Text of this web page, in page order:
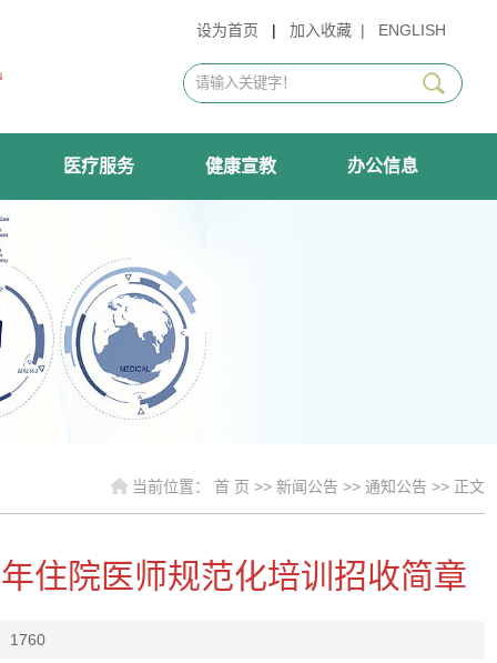
设为首页 | 加入收藏 | ENGLISH
医疗服务 健康宣教 办公信息
当前位置： 首 页 >> 新闻公告 >> 通知公告 >> 正文
住院医师规范化培训招收简章
1760